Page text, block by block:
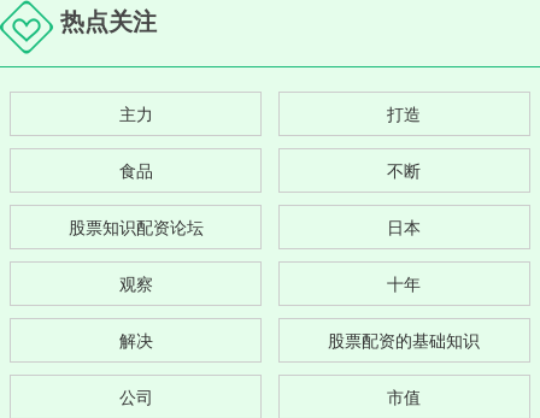
热点关注
主力 打造
食品 不断
股票知识配资论坛 日本
观察 十年
解决 股票配资的基础知识
公司 市值